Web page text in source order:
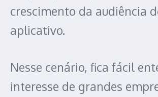
crescimento da audiência
aplicativo.
Nesse cenário, fica fácil
interesse de grandes